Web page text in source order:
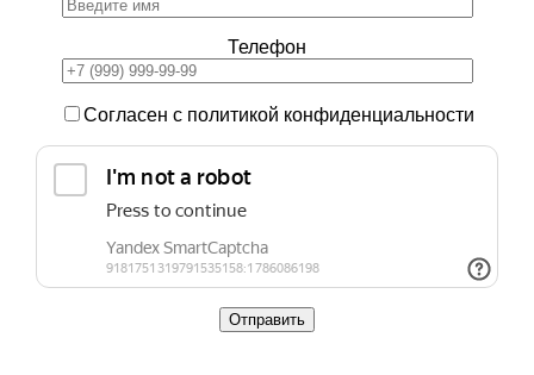
Телефон
Согласен с политикой конфиденциальности